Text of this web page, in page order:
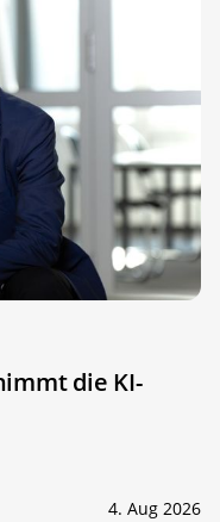
die KI-
4. Aug 2026